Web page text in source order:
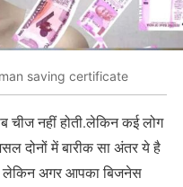
saving certificate
चीज नहीं होती.लेकिन कई लोग
दोनों में बारीक सा अंतर ये है
लेकिन अगर आपका बिजनेस